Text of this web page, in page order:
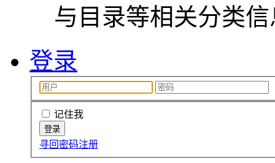
与目录等相关分类
登录
记住我
寻回密码注册